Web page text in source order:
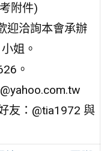
附件)
迎洽詢本會承辦
姐。
。
友：@tia1972 與